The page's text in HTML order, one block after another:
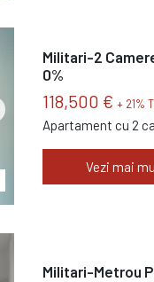
Militari-2
0%
118,500 € + 21%
Apartament cu 2
Vezi mai
Militari-Metrou